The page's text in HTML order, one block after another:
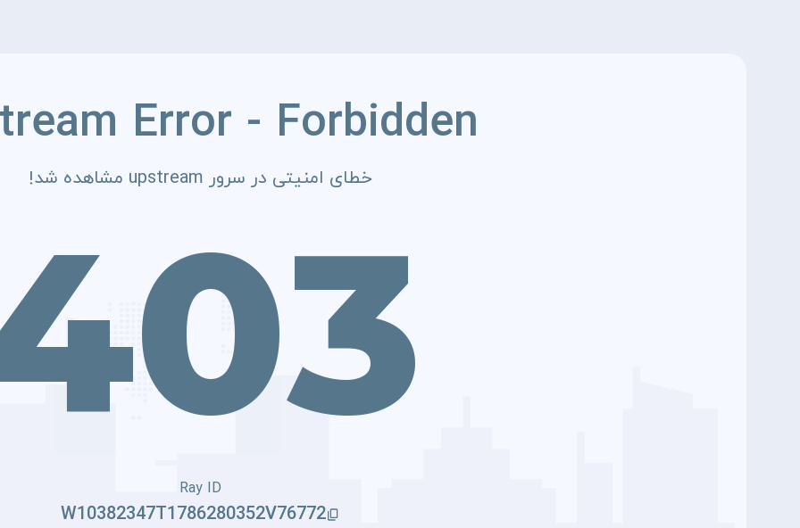
Error - Forbidden
خطای امنیتی در سرور upstream مشاهده شد!
Ray ID
W10382347T1786280352V76772